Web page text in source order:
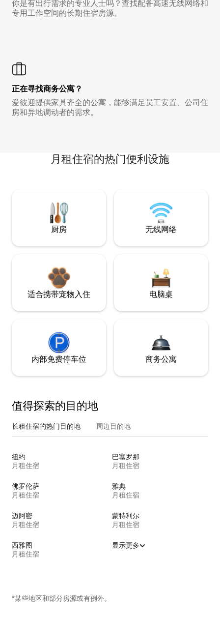
你是有出行需求的专业人士吗？查找配备高速无线网络和
专用工作空间的长期住宿房源。
正在寻找商务公寓？
爱彼迎提供家具齐全的公寓，能够满足员工安置、公司住
房和异地调动者的需求。
月租住宿的热门便利设施
厨房 无线网络
适合携带宠物入住 电脑桌
内部免费停车位 商务公寓
值得探索的目的地
长租住宿的热门目的地 周边目的地
纽约
月租住宿
巴塞罗那
月租住宿
佛罗伦萨
月租住宿
雅典
月租住宿
迈阿密
月租住宿
蒙特利尔
月租住宿
西雅图
月租住宿
显示更多
*某些地区和部分房源或有例外。